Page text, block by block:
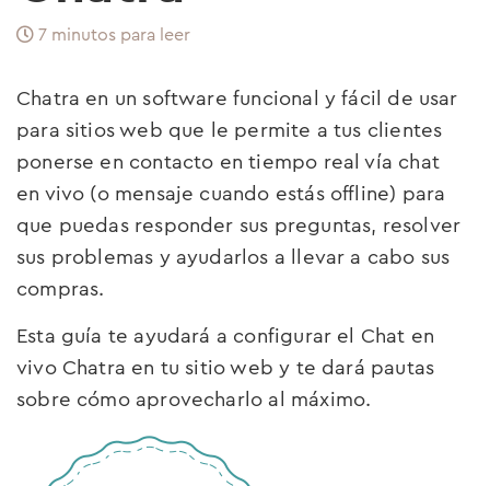
7 minutos para leer
Chatra en un software funcional y fácil de usar
para sitios web que le permite a tus clientes
ponerse en contacto en tiempo real vía chat
en vivo (o mensaje cuando estás offline) para
que puedas responder sus preguntas, resolver
sus problemas y ayudarlos a llevar a cabo sus
compras.
Esta guía te ayudará a configurar el Chat en
vivo Chatra en tu sitio web y te dará pautas
sobre cómo aprovecharlo al máximo.